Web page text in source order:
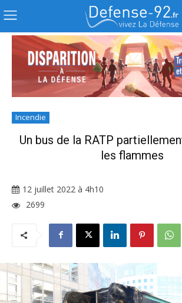
Incendie
Un bus de la RATP
les flammes
12 juillet 2022 à 4h10
2699